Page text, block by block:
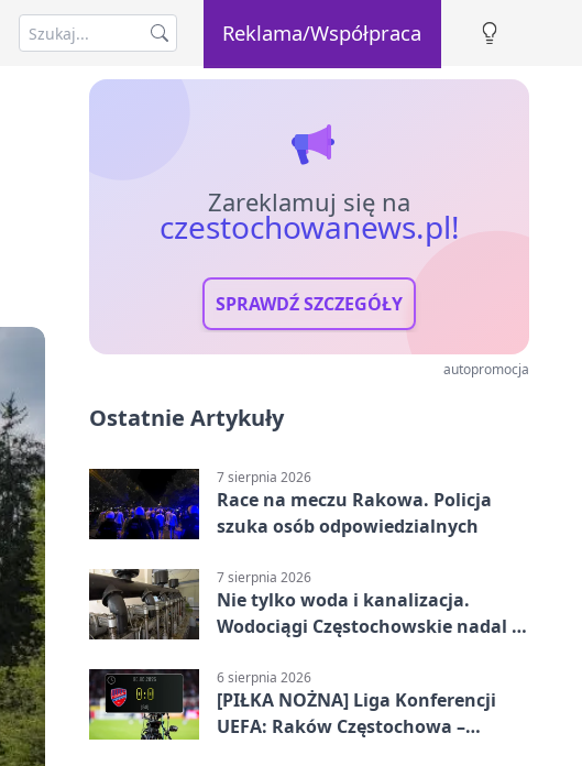
Reklama/Współpraca
Zareklamuj się na
czestochowanews.pl!
SPRAWDŹ SZCZEGÓŁY
autopromocja
Ostatnie Artykuły
7 sierpnia 2026
Race na meczu Rakowa. Policja
szuka osób odpowiedzialnych
7 sierpnia 2026
Nie tylko woda i kanalizacja.
Wodociągi Częstochowskie nadal w
6 sierpnia 2026
[PIŁKA NOŻNA] Liga Konferencji
UEFA: Raków Częstochowa –